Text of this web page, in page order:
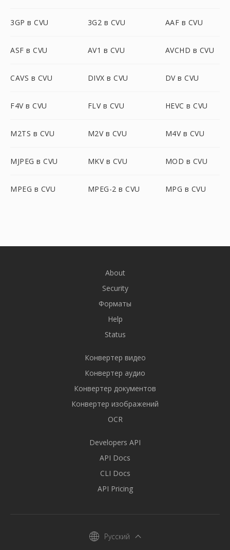
3GP в CVU 3G2 в CVU AAF в CVU
ASF в CVU AV1 в CVU AVCHD в CVU
CAVS в CVU DIVX в CVU DV в CVU
F4V в CVU FLV в CVU HEVC в CVU
M2TS в CVU M2V в CVU M4V в CVU
MJPEG в CVU MKV в CVU MOD в CVU
MPEG в CVU MPEG-2 в CVU MPG в CVU
About
Security
Форматы
Help
Status
Конвертер видео
Конвертер аудио
Конвертер документов
Конвертер изображений
OCR
Developers API
API Docs
CLI Docs
API Pricing
Русский